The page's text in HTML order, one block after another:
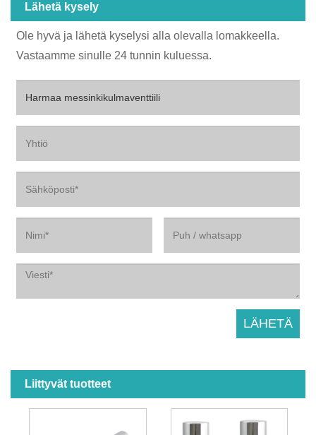
Lähetä kysely
Ole hyvä ja lähetä kyselysi alla olevalla lomakkeella.
Vastaamme sinulle 24 tunnin kuluessa.
Liittyvät tuotteet